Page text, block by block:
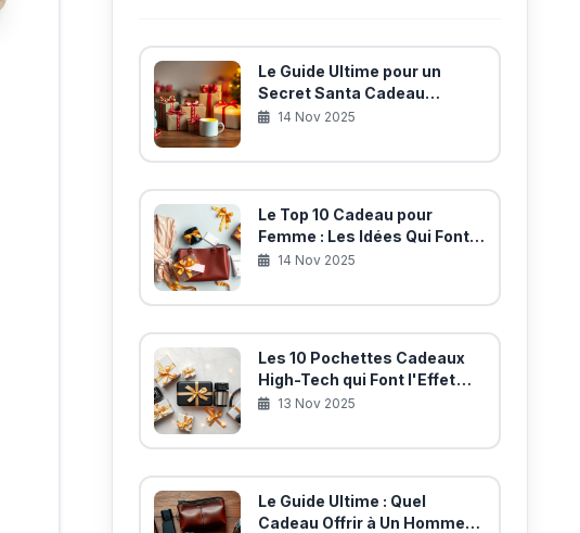
Le Guide Ultime pour un
Secret Santa Cadeau
Mémorable (et Utile!)
14 Nov 2025
Le Top 10 Cadeau pour
Femme : Les Idées Qui Font
Battre les Cœurs
14 Nov 2025
Les 10 Pochettes Cadeaux
High-Tech qui Font l'Effet
'WOUAH' (Sans Coûter un
13 Nov 2025
Le Guide Ultime : Quel
Cadeau Offrir à Un Homme